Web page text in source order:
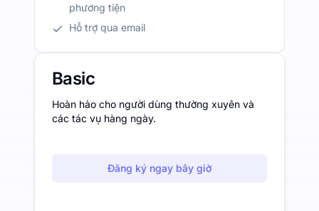
phương tiện
Hỗ trợ qua email
Basic
Hoàn hảo cho người dùng thường xuyên và
các tác vụ hàng ngày.
Đăng ký ngay bây giờ